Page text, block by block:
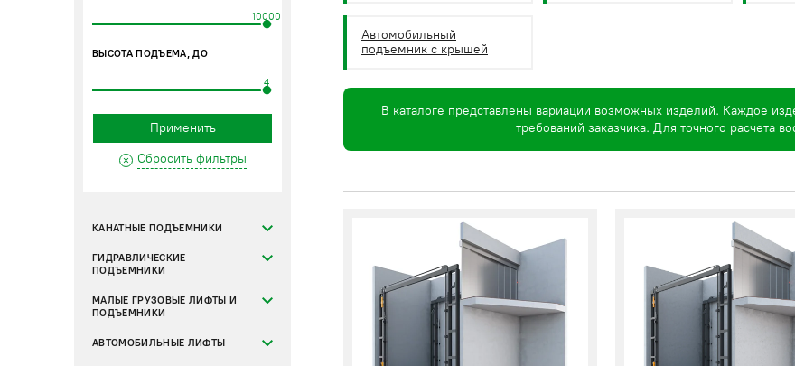
10000
ВЫСОТА ПОДЪЕМА, ДО
4
Применить
Сбросить фильтры
КАНАТНЫЕ ПОДЪЕМНИКИ
ГИДРАВЛИЧЕСКИЕ
ПОДЪЕМНИКИ
МАЛЫЕ ГРУЗОВЫЕ ЛИФТЫ И
ПОДЪЕМНИКИ
АВТОМОБИЛЬНЫЕ ЛИФТЫ
Автомобильный
подъемник с крышей
В каталоге представлены вариации возможных изделий. Каждое
требований заказчика. Для точного расчета